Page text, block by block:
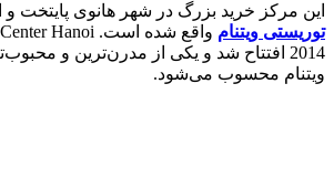
این مرکز خرید بزرگ در شهر هانوی پایتخت و
توریستی ویتنام
2014 افتتاح شد و یکی از مدرن‌ترین و
ویتنام محسوب می‌شود.